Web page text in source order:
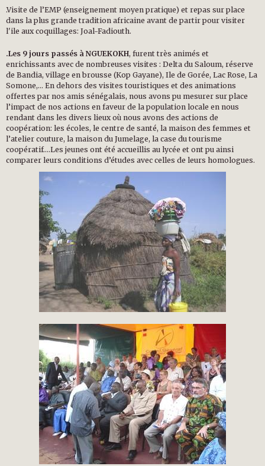
.Visite de l’EMP (enseignement moyen pratique) et repas sur place
dans la plus grande tradition africaine avant de partir pour visiter
l'ile aux coquillages: Joal-Fadiouth.
.Les 9 jours passés à NGUEKOKH, furent très animés et
enrichissants avec de nombreuses visites : Delta du Saloum, réserve
de Bandia, village en brousse (Kop Gayane), Ile de Gorée, Lac Rose, La
Somone,… En dehors des visites touristiques et des animations
offertes par nos amis sénégalais, nous avons pu mesurer sur place
l’impact de nos actions en faveur de la population locale en nous
rendant dans les divers lieux où nous avons des actions de
coopération: les écoles, le centre de santé, la maison des femmes et
l’atelier couture, la maison du Jumelage, la case du tourisme
coopératif….Les jeunes ont été accueillis au lycée et ont pu ainsi
comparer leurs conditions d’études avec celles de leurs homologues.